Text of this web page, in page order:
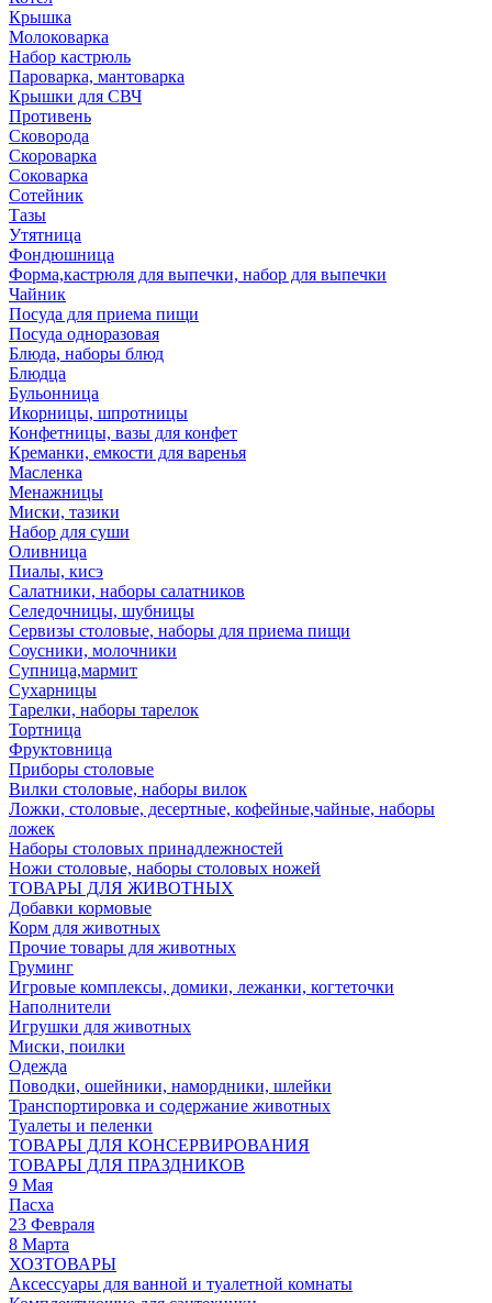
Крышка
Молоковарка
Набор кастрюль
Пароварка, мантоварка
Крышки для СВЧ
Противень
Сковорода
Скороварка
Соковарка
Сотейник
Тазы
Утятница
Фондюшница
Форма,кастрюля для выпечки, набор для выпечки
Чайник
Посуда для приема пищи
Посуда одноразовая
Блюда, наборы блюд
Блюдца
Бульонница
Икорницы, шпротницы
Конфетницы, вазы для конфет
Креманки, емкости для варенья
Масленка
Менажницы
Миски, тазики
Набор для суши
Оливница
Пиалы, кисэ
Салатники, наборы салатников
Селедочницы, шубницы
Сервизы столовые, наборы для приема пищи
Соусники, молочники
Супница,мармит
Сухарницы
Тарелки, наборы тарелок
Тортница
Фруктовница
Приборы столовые
Вилки столовые, наборы вилок
Ложки, столовые, десертные, кофейные,чайные, наборы
ложек
Наборы столовых принадлежностей
Ножи столовые, наборы столовых ножей
ТОВАРЫ ДЛЯ ЖИВОТНЫХ
Добавки кормовые
Корм для животных
Прочие товары для животных
Груминг
Игровые комплексы, домики, лежанки, когтеточки
Наполнители
Игрушки для животных
Миски, поилки
Одежда
Поводки, ошейники, намордники, шлейки
Транспортировка и содержание животных
Туалеты и пеленки
ТОВАРЫ ДЛЯ КОНСЕРВИРОВАНИЯ
ТОВАРЫ ДЛЯ ПРАЗДНИКОВ
9 Мая
Пасха
23 Февраля
8 Марта
ХОЗТОВАРЫ
Аксессуары для ванной и туалетной комнаты